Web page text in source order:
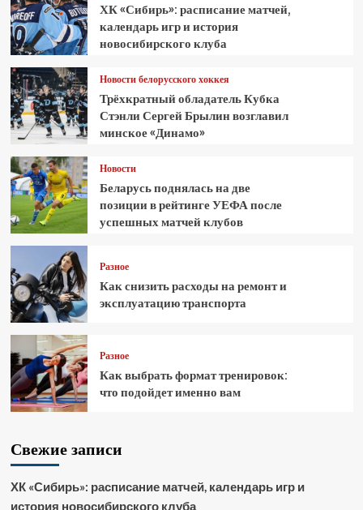
ХК «Сибирь»: расписание матчей,
календарь игр и история
новосибирского клуба
Новости белорусского хоккея
Трёхкратный обладатель Кубка
Стэнли Сергей Брылин возглавил
минское «Динамо»
Новости
Беларусь поднялась на две
позиции в рейтинге УЕФА после
успешных матчей клубов
Разное
Как снизить расходы на ремонт и
эксплуатацию транспорта
Разное
Как выбрать формат тренировок:
что подойдет именно вам
Свежие записи
ХК «Сибирь»: расписание матчей, календарь игр и
история новосибирского клуба